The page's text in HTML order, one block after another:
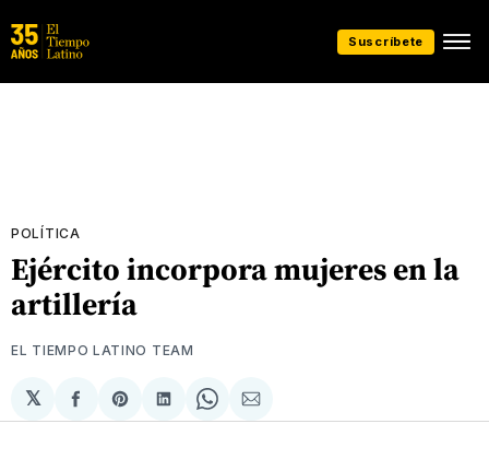
Suscríbete
POLÍTICA
Ejército incorpora mujeres en la
artillería
EL TIEMPO LATINO TEAM
𝕏
Compartir
en
Share
on
Compartir
en
Share
on
Compartir
via